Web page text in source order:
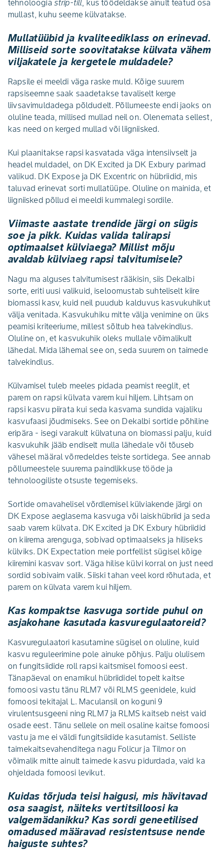
tehnoloogia strip-till, kus töödeldakse ainult teatud osa
mullast, kuhu seeme külvatakse.
Mullatüübid ja kvaliteediklass on erinevad.
Milliseid sorte soovitatakse külvata vähem
viljakatele ja kergetele muldadele?
Rapsile ei meeldi väga raske muld. Kõige suurem
rapsiseemne saak saadetakse tavaliselt kerge
liivsavimuldadega põldudelt. Põllumeeste endi jaoks on
oluline teada, millised mullad neil on. Olenemata sellest,
kas need on kerged mullad või liigniisked.
Kui plaanitakse rapsi kasvatada väga intensiivselt ja
headel muldadel, on DK Excited ja DK Exbury parimad
valikud. DK Expose ja DK Excentric on hübriidid, mis
taluvad erinevat sorti mullatüüpe. Oluline on mainida, et
liigniisked põllud ei meeldi kummalegi sordile.
Viimaste aastate trendide järgi on sügis
soe ja pikk. Kuidas valida talirapsi
optimaalset külviaega? Millist mõju
avaldab külviaeg rapsi talvitumisele?
Nagu ma alguses talvitumisest rääkisin, siis Dekalbi
sorte, eriti uusi valikuid, iseloomustab suhteliselt kiire
biomassi kasv, kuid neil puudub kalduvus kasvukuhikut
välja venitada. Kasvukuhiku mitte välja venimine on üks
peamisi kriteeriume, millest sõltub hea talvekindlus.
Oluline on, et kasvukuhik oleks mullale võimalikult
lähedal. Mida lähemal see on, seda suurem on taimede
talvekindlus.
Külvamisel tuleb meeles pidada peamist reeglit, et
parem on rapsi külvata varem kui hiljem. Lihtsam on
rapsi kasvu piirata kui seda kasvama sundida vajaliku
kasvufaasi jõudmiseks. See on Dekalbi sortide põhiline
eripära - isegi varakult külvatuna on biomassi palju, kuid
kasvukuhik jääb endiselt mulla lähedale või tõuseb
vähesel määral võrredeldes teiste sortidega. See annab
põllumeestele suurema paindlikkuse tööde ja
tehnoloogiliste otsuste tegemiseks.
Sortide omavahelisel võrdlemisel külviakende järgi on
DK Expose aeglasema kasvuga või laiskhübriid ja seda
saab varem külvata. DK Excited ja DK Exbury hübriidid
on kiirema arenguga, sobivad optimaalseks ja hiliseks
külviks. DK Expectation meie portfellist sügisel kõige
kiiremini kasvav sort. Väga hilise külvi korral on just need
sordid sobivaim valik. Siiski tahan veel kord rõhutada, et
parem on külvata varem kui hiljem.
Kas kompaktse kasvuga sortide puhul on
asjakohane kasutada kasvuregulaatoreid?
Kasvuregulaatori kasutamine sügisel on oluline, kuid
kasvu reguleerimine pole ainuke põhjus. Palju olulisem
on fungitsiidide roll rapsi kaitsmisel fomoosi eest.
Tänapäeval on enamikul hübriididel topelt kaitse
fomoosi vastu tänu RLM7 või RLMS geenidele, kuid
fomoosi tekitajal L. Maculansil on koguni 9
virulentsusgeeni ning RLM7 ja RLMS kaitseb neist vaid
osade eest. Tänu sellele on meil osaline kaitse fomoosi
vastu ja me ei väldi fungitsiidide kasutamist. Selliste
taimekaitsevahenditega nagu Folicur ja Tilmor on
võimalik mitte ainult taimede kasvu pidurdada, vaid ka
ohjeldada fomoosi levikut.
Kuidas tõrjuda teisi haigusi, mis hävitavad
osa saagist, näiteks vertitsilloosi ka
valgemädanikku? Kas sordi geneetilised
omadused määravad resistentsuse nende
haiguste suhtes?